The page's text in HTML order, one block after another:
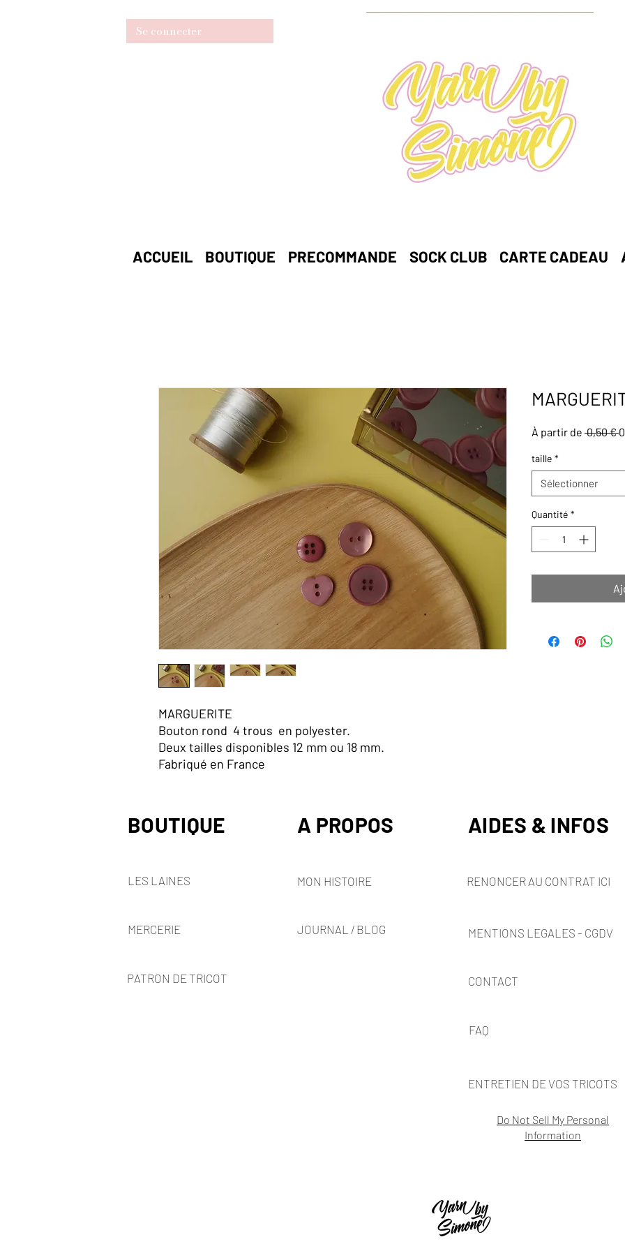
Se connecter
ACCUEIL BOUTIQUE PRECOMMANDE SOCK CLUB CARTE CADEAU
MARGUERITE
Bouton rond 4 trous en polyester.
Deux tailles disponibles 12 mm ou 18 mm.
Fabriqué en France
À partir de 0,50 €
taille *
Sélectionner
Quantité *
BOUTIQUE A PROPOS AIDES & INFOS
LES LAINES MON HISTOIRE RENONCER AU CONTRAT ICI
MERCERIE JOURNAL / BLOG MENTIONS LEGALES - CGDV
PATRON DE TRICOT CONTACT
FAQ
ENTRETIEN DE VOS TRICOTS
Do Not Sell My Personal
Information